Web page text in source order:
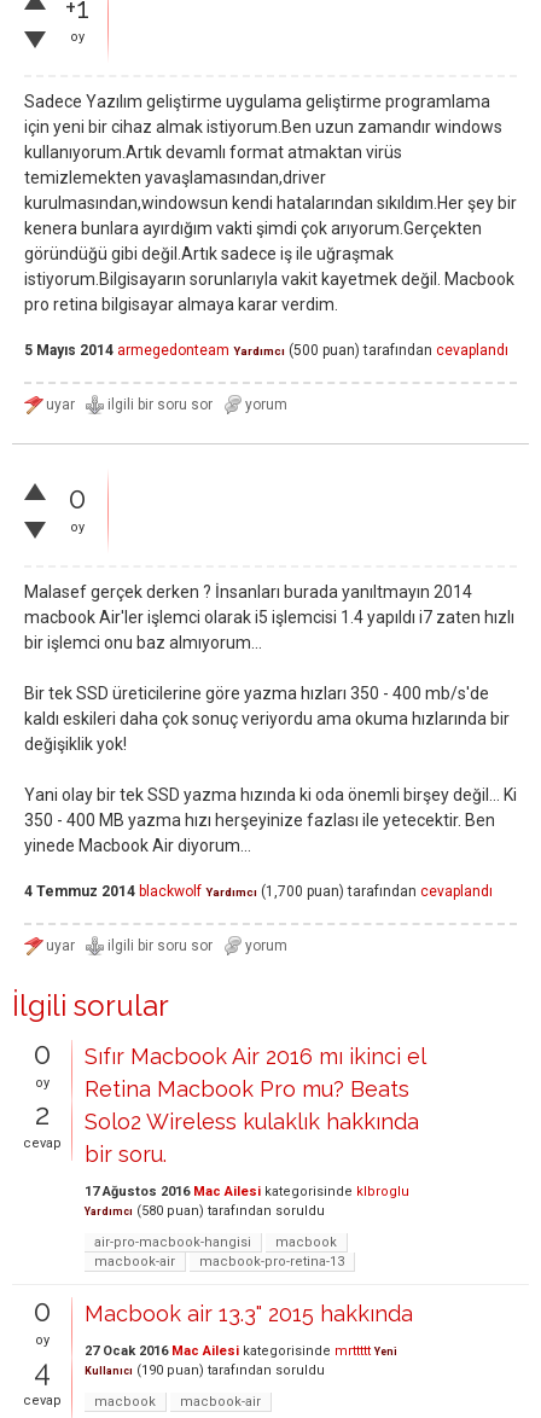
+1
oy
Sadece Yazılım geliştirme uygulama geliştirme programlama
için yeni bir cihaz almak istiyorum.Ben uzun zamandır windows
kullanıyorum.Artık devamlı format atmaktan virüs
temizlemekten yavaşlamasından,driver
kurulmasından,windowsun kendi hatalarından sıkıldım.Her şey bir
kenera bunlara ayırdığım vakti şimdi çok arıyorum.Gerçekten
göründüğü gibi değil.Artık sadece iş ile uğraşmak
istiyorum.Bilgisayarın sorunlarıyla vakit kayetmek değil. Macbook
pro retina bilgisayar almaya karar verdim.
5 Mayıs 2014 armegedonteam Yardımcı (500 puan) tarafından cevaplandı
0
oy
Malasef gerçek derken ? İnsanları burada yanıltmayın 2014
macbook Air'ler işlemci olarak i5 işlemcisi 1.4 yapıldı i7 zaten hızlı
bir işlemci onu baz almıyorum...
Bir tek SSD üreticilerine göre yazma hızları 350 - 400 mb/s'de
kaldı eskileri daha çok sonuç veriyordu ama okuma hızlarında bir
değişiklik yok!
Yani olay bir tek SSD yazma hızında ki oda önemli birşey değil... Ki
350 - 400 MB yazma hızı herşeyinize fazlası ile yetecektir. Ben
yinede Macbook Air diyorum...
4 Temmuz 2014 blackwolf Yardımcı (1,700 puan) tarafından cevaplandı
İlgili sorular
0
oy
2
cevap
Sıfır Macbook Air 2016 mı ikinci el
Retina Macbook Pro mu? Beats
Solo2 Wireless kulaklık hakkında
bir soru.
17 Ağustos 2016 Mac Ailesi kategorisinde klbroglu
Yardımcı (580 puan) tarafından soruldu
air-pro-macbook-hangisi
macbook
macbook-air
macbook-pro-retina-13
0
oy
4
cevap
Macbook air 13.3" 2015 hakkında
27 Ocak 2016 Mac Ailesi kategorisinde mrttttt Yeni
Kullanıcı (190 puan) tarafından soruldu
macbook
macbook-air